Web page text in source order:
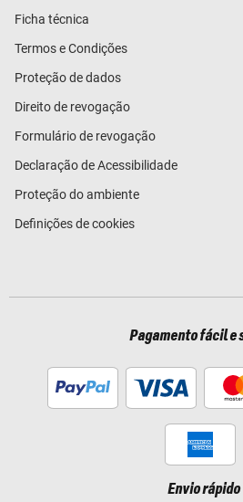
Ficha técnica
Termos e Condições
Proteção de dados
Direito de revogação
Formulário de revogação
Declaração de Acessibilidade
Proteção do ambiente
Definições de cookies
Pagamento fácil e
Envio rápido